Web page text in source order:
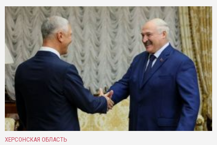
ХЕРСОНСКАЯ ОБЛАСТЬ